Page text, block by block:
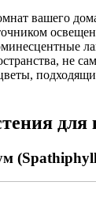
вашего
не
для